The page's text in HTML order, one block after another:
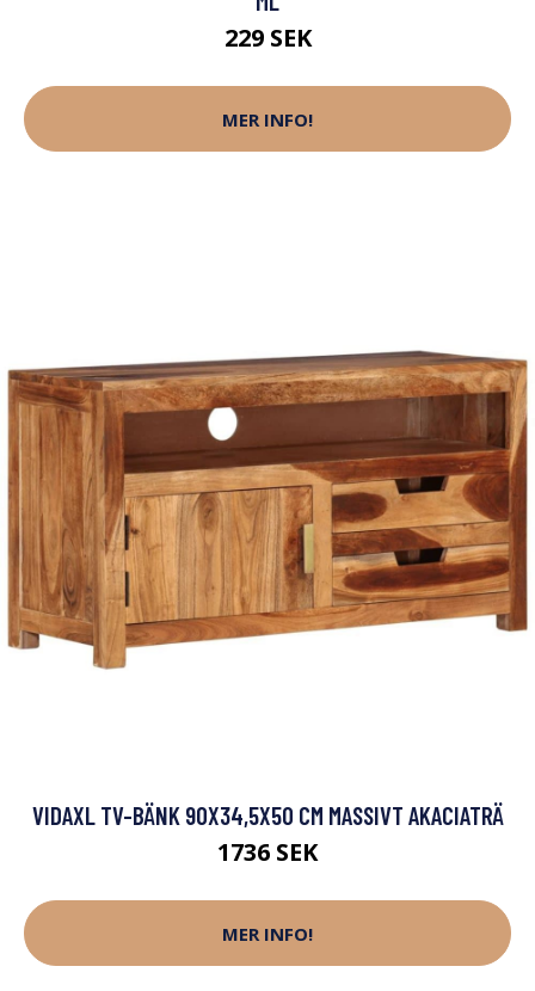
229 SEK
MER INFO!
VIDAXL TV-BÄNK 90X34,5X50 CM MASSIVT AKACIATRÄ
1736 SEK
MER INFO!